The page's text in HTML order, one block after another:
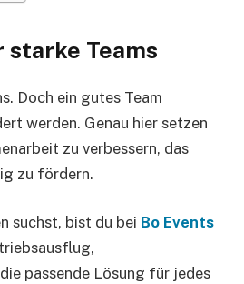
starke Teams
Doch ein gutes Team
werden. Genau hier setzen
zu verbessern, das
zu fördern.
suchst, bist du bei Bo Events
passende Lösung für jedes